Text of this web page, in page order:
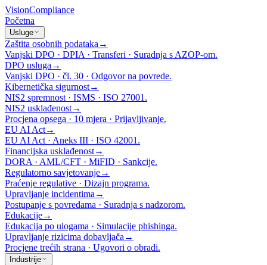
VisionCompliance
Početna
Usluge
Zaštita osobnih podataka →
Vanjski DPO · DPIA · Transferi · Suradnja s AZOP-om.
DPO usluga →
Vanjski DPO · čl. 30 · Odgovor na povrede.
Kibernetička sigurnost→
NIS2 spremnost · ISMS · ISO 27001.
NIS2 usklađenost→
Procjena opsega · 10 mjera · Prijavljivanje.
EU AI Act→
EU AI Act · Aneks III · ISO 42001.
Financijska usklađenost→
DORA · AML/CFT · MiFID · Sankcije.
Regulatorno savjetovanje→
Praćenje regulative · Dizajn programa.
Upravljanje incidentima →
Postupanje s povredama · Suradnja s nadzorom.
Edukacije→
Edukacija po ulogama · Simulacije phishinga.
Upravljanje rizicima dobavljača →
Procjene trećih strana · Ugovori o obradi.
Industrije